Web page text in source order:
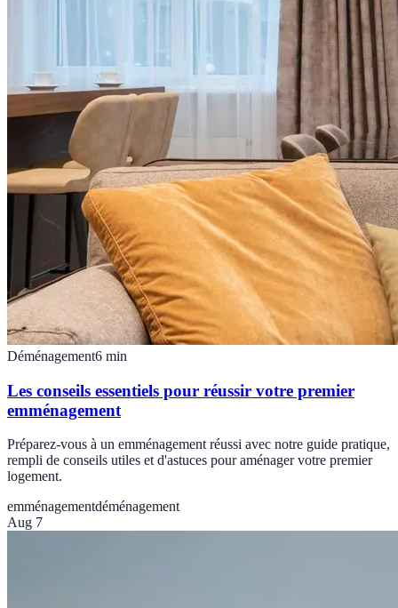
Déménagement6 min
Les conseils essentiels pour réussir votre premier
emménagement
Préparez-vous à un emménagement réussi avec notre guide pratique,
rempli de conseils utiles et d'astuces pour aménager votre premier
logement.
emménagementdéménagement
Aug 7